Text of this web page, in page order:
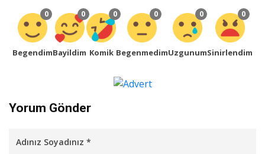
0
Begendim
0
Bayildim
0
Komik
0
Begenmedim
0
Uzgunum
0
Sinirlendim
Yorum Gönder